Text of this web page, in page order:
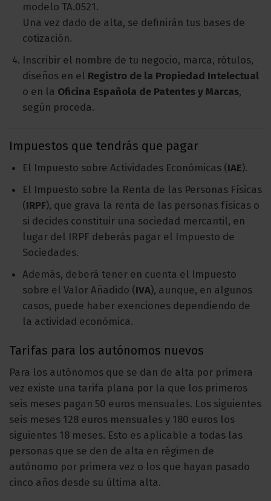
modelo TA.0521.
Una vez dado de alta, se definirán tus bases de
cotización.
Inscribir el nombre de tu negocio, marca, rótulos,
diseños en el Registro de la Propiedad Intelectual
o en la Oficina Española de Patentes y Marcas,
según proceda.
Impuestos que tendrás que pagar
El Impuesto sobre Actividades Económicas (IAE).
El Impuesto sobre la Renta de las Personas Físicas
(IRPF), que grava la renta de las personas físicas o
si decides constituir una sociedad mercantil, en
lugar del IRPF deberás pagar el Impuesto de
Sociedades.
Además, deberá tener en cuenta el Impuesto
sobre el Valor Añadido (IVA), aunque, en algunos
casos, puede haber exenciones dependiendo de
la actividad económica.
Tarifas para los autónomos nuevos
Para los autónomos que se dan de alta por primera
vez existe una tarifa plana por la que los primeros
seis meses pagan 50 euros mensuales. Los siguientes
seis meses 128 euros mensuales y 180 euros los
siguientes 18 meses. Esto es aplicable a todas las
personas que se den de alta en régimen de
autónomo por primera vez o los que hayan pasado
cinco años desde su última alta.